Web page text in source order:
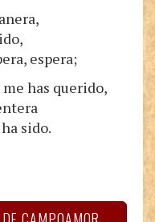
espera;
has querido,
sido.